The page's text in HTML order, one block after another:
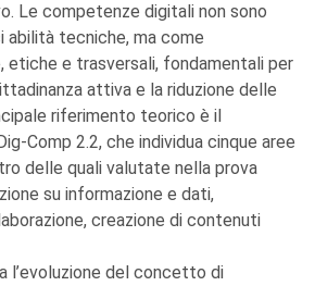
Le competenze digitali non sono
abilità tecniche, ma come
e trasversali, fondamentali per
attiva e la riduzione delle
riferimento teorico è il
Comp 2.2, che individua cinque aree
delle quali valutate nella prova
su informazione e dati,
creazione di contenuti
l’evoluzione del concetto di